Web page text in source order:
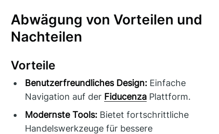
Abwägung von Vorteilen und
Nachteilen
Vorteile
Benutzerfreundliches Design: Einfache
Navigation auf der Fiducenza Plattform.
Modernste Tools: Bietet fortschrittliche
Handelswerkzeuge für bessere